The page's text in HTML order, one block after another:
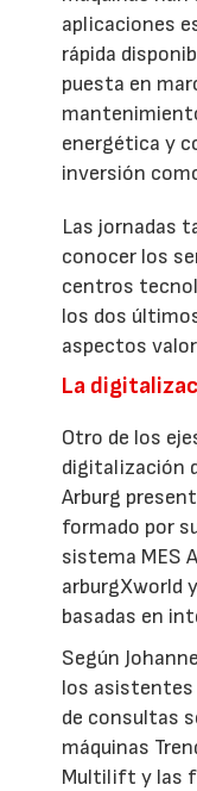
aplicaciones
rápida
puesta en
energética y
inversión
Las jornadas
conocer los
centros
los dos
aspectos
La
Otro de los
digitalización
Arburg
formado por
sistema MES
arburgXworld
basadas en
Según
los asistentes
de consultas
máquinas
Multilift y las